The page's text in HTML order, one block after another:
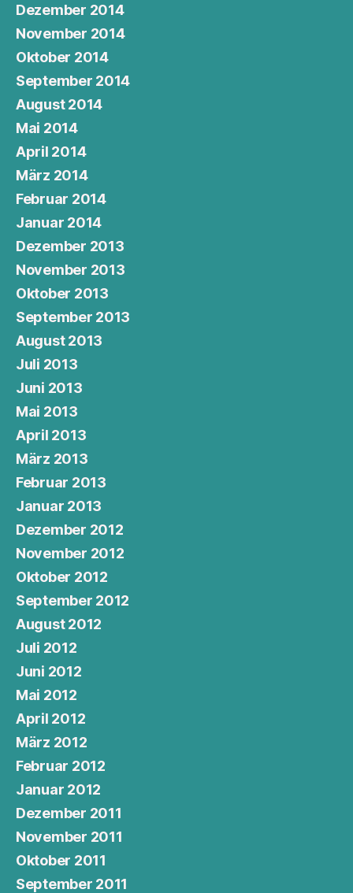
Dezember 2014
November 2014
Oktober 2014
September 2014
August 2014
Mai 2014
April 2014
März 2014
Februar 2014
Januar 2014
Dezember 2013
November 2013
Oktober 2013
September 2013
August 2013
Juli 2013
Juni 2013
Mai 2013
April 2013
März 2013
Februar 2013
Januar 2013
Dezember 2012
November 2012
Oktober 2012
September 2012
August 2012
Juli 2012
Juni 2012
Mai 2012
April 2012
März 2012
Februar 2012
Januar 2012
Dezember 2011
November 2011
Oktober 2011
September 2011